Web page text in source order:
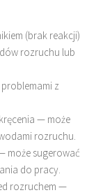
(brak reakcji)
rozruchu lub
z
— może
rozruchu.
może sugerować
do pracy.
rozruchem —